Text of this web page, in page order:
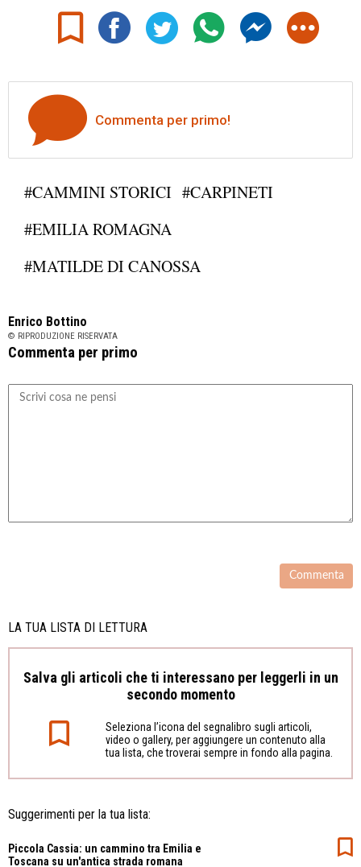
Commenta per primo!
#CAMMINI STORICI #CARPINETI
#EMILIA ROMAGNA
#MATILDE DI CANOSSA
Enrico Bottino
© RIPRODUZIONE RISERVATA
Commenta per primo
LA TUA LISTA DI LETTURA
Salva gli articoli che ti interessano per leggerli in un
secondo momento
Seleziona l’icona del segnalibro sugli articoli,
video o gallery, per aggiungere un contenuto alla
tua lista, che troverai sempre in fondo alla pagina.
Suggerimenti per la tua lista:
Piccola Cassia: un cammino tra Emilia e
Toscana su un'antica strada romana